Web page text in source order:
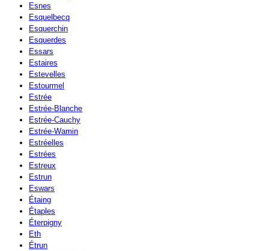
Esnes
Esquelbecq
Esquerchin
Esquerdes
Essars
Estaires
Estevelles
Estourmel
Estrée
Estrée-Blanche
Estrée-Cauchy
Estrée-Wamin
Estréelles
Estrées
Estreux
Estrun
Eswars
Étaing
Étaples
Éterpigny
Eth
Étrun